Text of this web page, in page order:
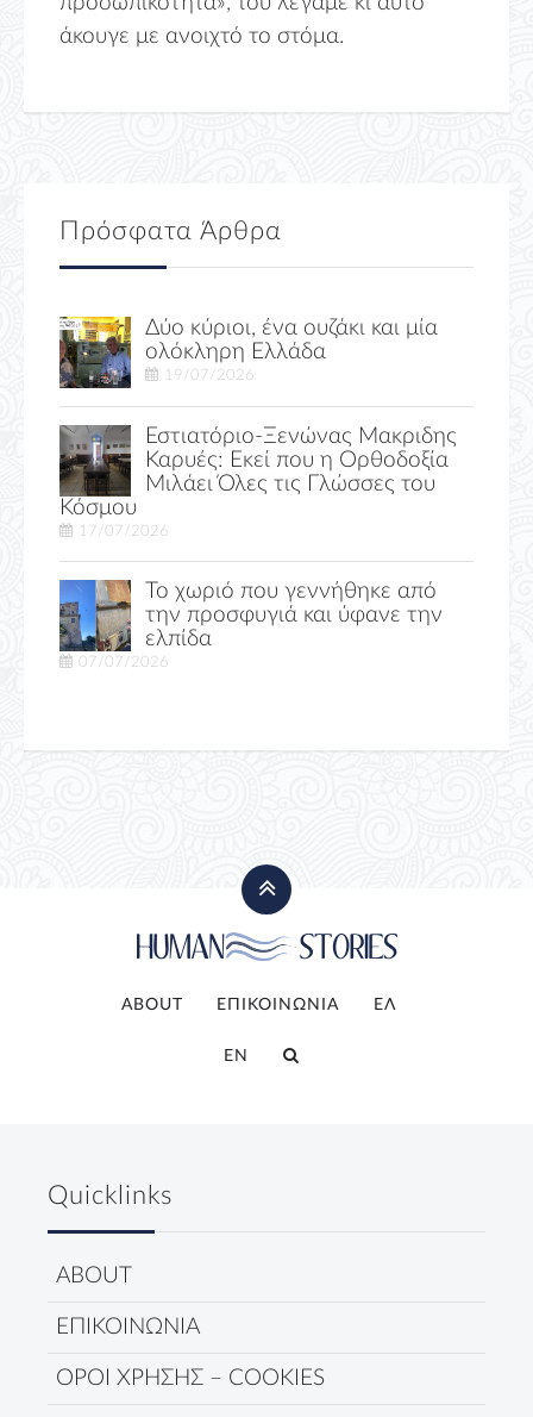
άκουγε με ανοιχτό το στόμα.
Πρόσφατα Άρθρα
Δύο κύριοι, ένα ουζάκι και μία
ολόκληρη Ελλάδα
19/07/2026
Εστιατόριο-Ξενώνας Μακριδης
Καρυές: Εκεί που η Ορθοδοξία
Μιλάει Όλες τις Γλώσσες του
Κόσμου
17/07/2026
Το χωριό που γεννήθηκε από
την προσφυγιά και ύφανε την
ελπίδα
07/07/2026
ABOUT ΕΠΙΚΟΙΝΩΝΙΑ ΕΛ
EN
Quicklinks
ABOUT
ΕΠΙΚΟΙΝΩΝΙΑ
ΟΡΟΙ ΧΡΗΣΗΣ – COOKIES